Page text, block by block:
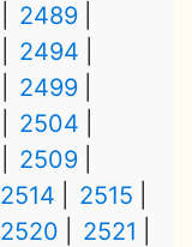
2489
2494
2499
2504
2509
2514
2515
2520
2521